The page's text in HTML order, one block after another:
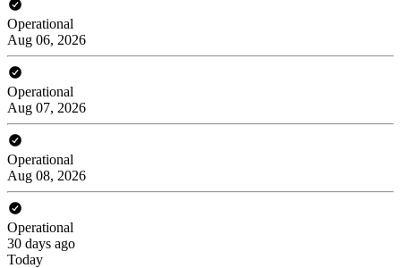
Operational
Aug 06, 2026
Operational
Aug 07, 2026
Operational
Aug 08, 2026
Operational
30 days ago
Today